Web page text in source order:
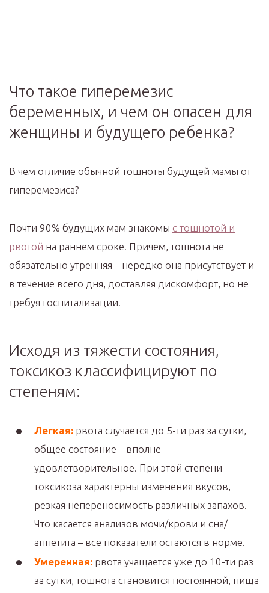
Что такое гиперемезис
беременных, и чем он опасен для
женщины и будущего ребенка?
В чем отличие обычной тошноты будущей мамы от
гиперемезиса?
Почти 90% будущих мам знакомы с тошнотой и
рвотой на раннем сроке. Причем, тошнота не
обязательно утренняя – нередко она присутствует и
в течение всего дня, доставляя дискомфорт, но не
требуя госпитализации.
Исходя из тяжести состояния,
токсикоз классифицируют по
степеням:
Легкая: рвота случается до 5-ти раз за сутки,
общее состояние – вполне
удовлетворительное. При этой степени
токсикоза характерны изменения вкусов,
резкая непереносимость различных запахов.
Что касается анализов мочи/крови и сна/
аппетита – все показатели остаются в норме.
Умеренная: рвота учащается уже до 10-ти раз
за сутки, тошнота становится постоянной, пища